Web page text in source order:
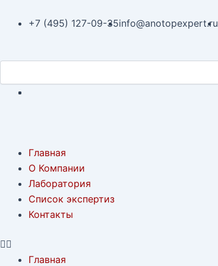
+7 (495) 127-09-35info@anotopexpert.ru
Главная
О Компании
Лаборатория
Список экспертиз
Контакты
Menu
Главная
по